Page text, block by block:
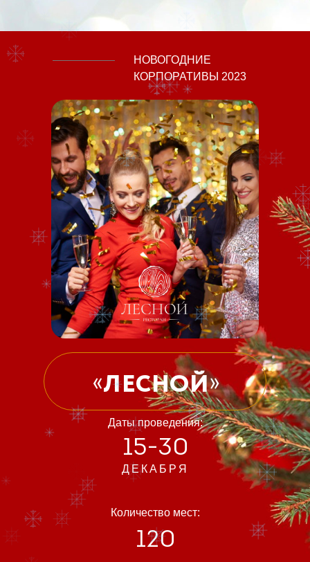
НОВОГОДНИЕ
КОРПОРАТИВЫ 2023
«ЛЕСНОЙ»
15-30
ДЕКАБРЯ
120
Даты проведения:
Количество мест: